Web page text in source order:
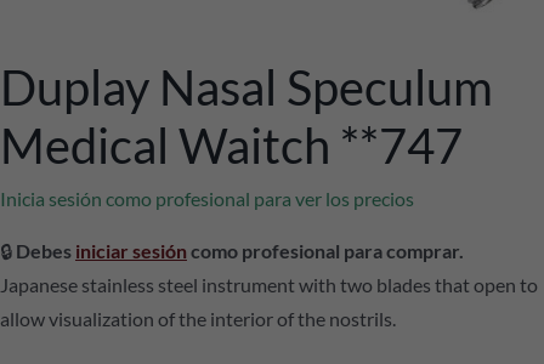
Duplay Nasal Speculum
Medical Waitch **747
Inicia sesión como profesional para ver los precios
🔒 Debes iniciar sesión como profesional para comprar.
Japanese stainless steel instrument with two blades that open to
allow visualization of the interior of the nostrils.